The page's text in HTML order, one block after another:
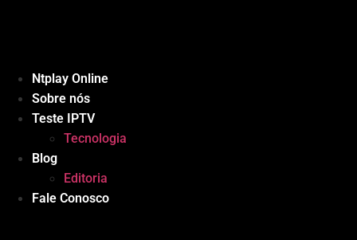
Ntplay Online
Sobre nós
Teste IPTV
Tecnologia
Blog
Editoria
Fale Conosco